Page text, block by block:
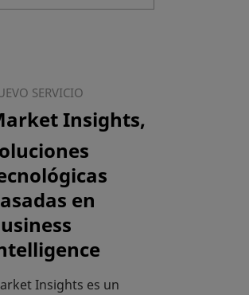
SERVICIO
Insights,
en
Insights es un